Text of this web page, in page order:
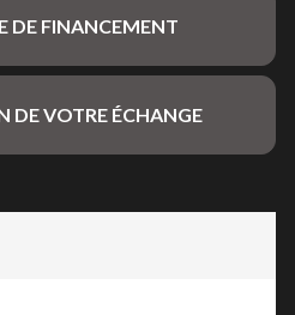
DE FINANCEMENT
DE VOTRE ÉCHANGE